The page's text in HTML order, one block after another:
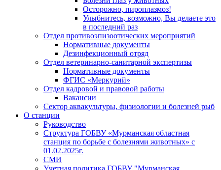
Осторожно, пироплазмоз!
Улыбнитесь, возможно, Вы делаете это
в последний раз
Отдел противоэпизоотических мероприятий
Нормативные документы
Дезинфекционный отряд
Отдел ветеринарно-санитарной экспертизы
Нормативные документы
ФГИС «Меркурий»
Отдел кадровой и правовой работы
Вакансии
Сектор аквакультуры, физиологии и болезней рыб
О станции
Руководство
Структура ГОБВУ «Мурманская областная
станция по борьбе с болезнями животных» c
01.02.2025г.
СМИ
Учетная политика ГОБВУ "Мурманская